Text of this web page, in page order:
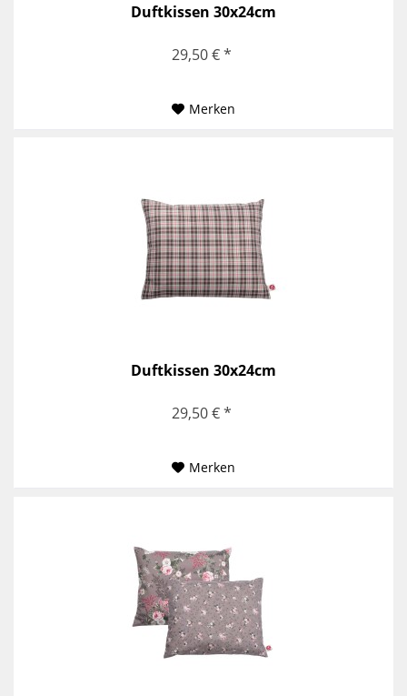
Duftkissen 30x24cm
29,50 € *
Merken
Duftkissen 30x24cm
29,50 € *
Merken